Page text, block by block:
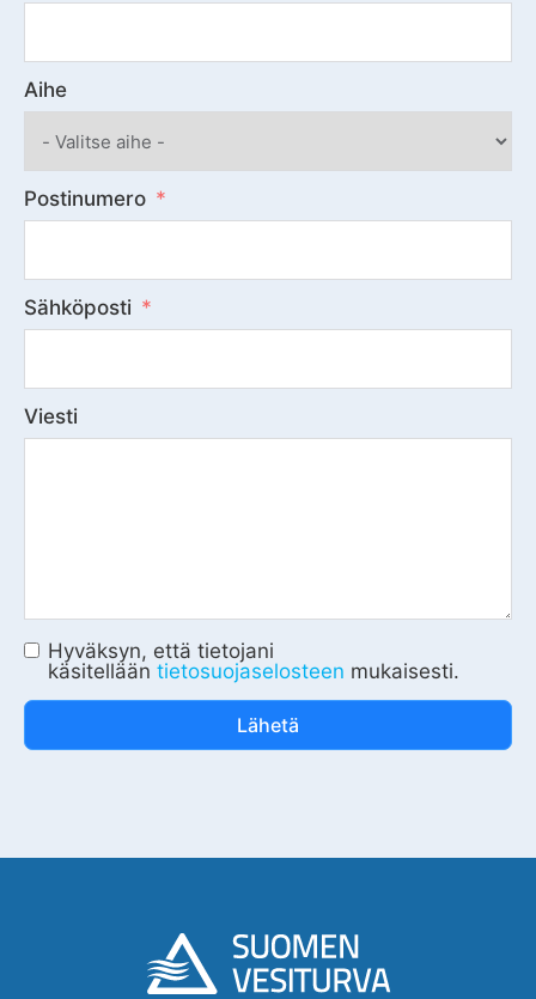
Aihe
Postinumero
Sähköposti
Viesti
Hyväksyn, että tietojani
käsitellään tietosuojaselosteen mukaisesti.
Lähetä